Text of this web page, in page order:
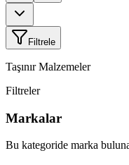
Filtrele
Taşınır Malzemeler
Filtreler
Markalar
Bu kategoride marka